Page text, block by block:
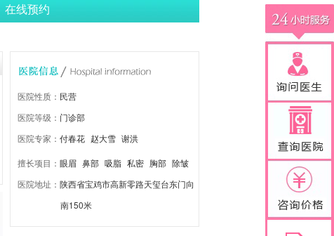
在线预约
医院性质： 民营
医院等级： 门诊部
医院专家： 付春花 赵大雪 谢洪
擅长项目： 眼眉 鼻部 吸脂 私密 胸部 除皱
抗衰 注射激光 皮肤改善 牙齿
医院地址： 陕西省宝鸡市高新零路天玺台东门向
南150米